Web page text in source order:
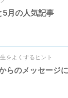
5月の人気記事
をよくするヒント
らのメッセージに